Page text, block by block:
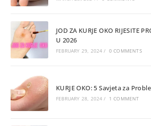
JOD ZA KURJE OKO RIJESITE
U 2026
FEBRUARY 29, 2024 / 0 COMMENTS
KURJE OKO: 5 Savjeta za
FEBRUARY 28, 2024 / 1 COMMENT